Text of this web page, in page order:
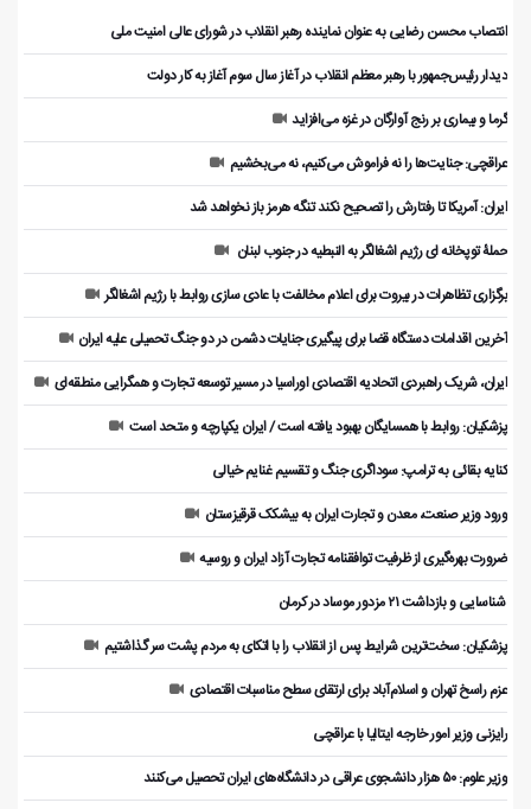
انتصاب محسن رضایی به عنوان نماینده رهبر انقلاب در شورای عالی امنیت ملی
دیدار رئیس‌جمهور با رهبر معظم انقلاب در آغاز سال سوم آغاز به کار دولت
گرما و بیماری بر رنج آوارگان در غزه می‌افزاید
عراقچی: جنایت‌ها را نه فراموش می‌کنیم، نه می‌بخشیم
ایران: آمریکا تا رفتارش را تصحیح نکند تنگه هرمز باز نخواهد شد
حملۀ توپخانه ای رژیم اشغالگر به النبطیه در جنوب لبنان
برگزاری تظاهرات در بیروت برای اعلام مخالفت با عادی سازی روابط با رژیم اشغالگر
آخرین اقدامات دستگاه قضا برای پیگیری جنایات دشمن در دو جنگ تحمیلی علیه ایران
ایران، شریک راهبردی اتحادیه اقتصادی اوراسیا در مسیر توسعه تجارت و همگرایی منطقه‌ای
پزشکیان: روابط با همسایگان بهبود یافته است / ایران یکپارچه و متحد است
کنایه بقائی به ترامپ: سوداگری جنگ و تقسیم غنایم خیالی
ورود وزیر صنعت، معدن و تجارت ایران به بیشکک قرقیزستان
ضرورت بهره‌گیری از ظرفیت توافقنامه تجارت آزاد ایران و روسیه
️ شناسایی و بازداشت ۲۱ مزدور موساد در کرمان
پزشکیان: سخت‌ترین شرایط پس از انقلاب را با اتکای به مردم پشت سر گذاشتیم
عزم راسخ تهران و اسلام‌آباد برای ارتقای سطح مناسبات اقتصادی
رایزنی وزیر امور خارجه ایتالیا با عراقچی
وزیر علوم: ۵۰ هزار دانشجوی عراقی در دانشگاه‌های ایران تحصیل می‌کنند